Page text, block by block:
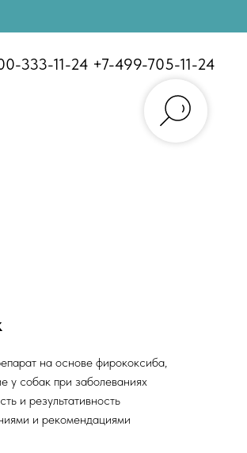
333-11-24 +7-499-705-11-24
на основе фирококсиба,
у собак при заболеваниях
и результативность
и рекомендациями